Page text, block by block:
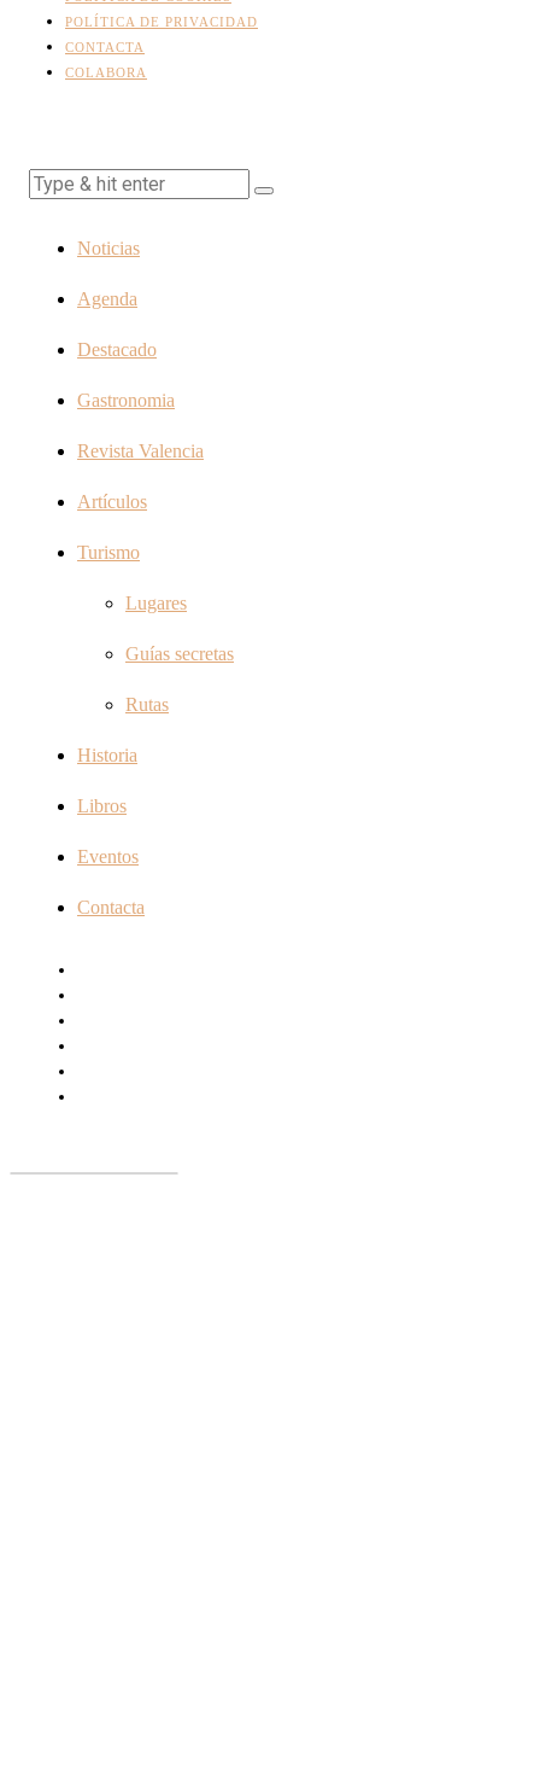
POLÍTICA DE PRIVACIDAD
CONTACTA
COLABORA
Noticias
Agenda
Destacado
Gastronomia
Revista Valencia
Artículos
Turismo
Lugares
Guías secretas
Rutas
Historia
Libros
Eventos
Contacta